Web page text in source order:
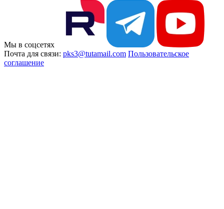
Мы в соцсетях
Почта для связи: pks3@tutamail.com Пользовательское
соглашение